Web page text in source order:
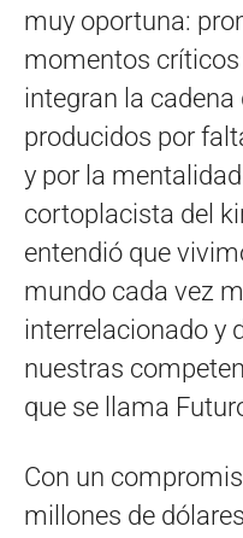
muy oportuna:
momentos
integran la
producidos por
y por la
cortoplacista del
entendió que
mundo cada vez
interrelacionado y
nuestras
que se llama
Con un
millones de